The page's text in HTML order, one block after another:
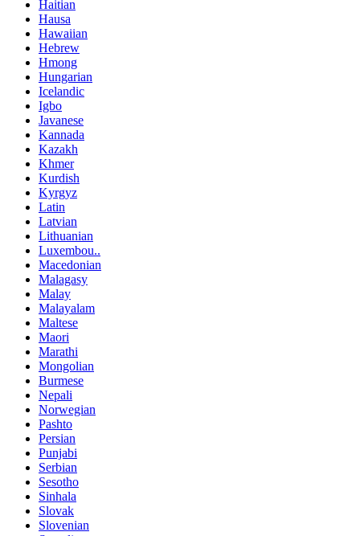
Haitian
Hausa
Hawaiian
Hebrew
Hmong
Hungarian
Icelandic
Igbo
Javanese
Kannada
Kazakh
Khmer
Kurdish
Kyrgyz
Latin
Latvian
Lithuanian
Luxembou..
Macedonian
Malagasy
Malay
Malayalam
Maltese
Maori
Marathi
Mongolian
Burmese
Nepali
Norwegian
Pashto
Persian
Punjabi
Serbian
Sesotho
Sinhala
Slovak
Slovenian